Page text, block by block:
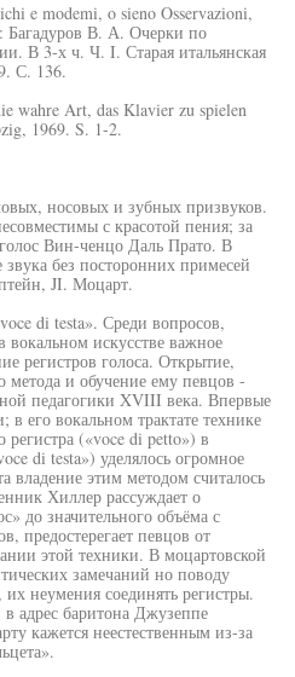
e modemi, o sieno Osservazioni,
Багадуров В. А. Очерки по
В 3-х ч. Ч. I. Старая итальянская
С. 136.
wahre Art, das Klavier zu spielen
1969. S. 1-2.
носовых и зубных призвуков.
с красотой пения; за
Вин-ченцо Даль Прато. В
без посторонних примесей
JI. Моцарт.
di testa». Среди вопросов,
вокальном искусстве важное
регистров голоса. Открытие,
метода и обучение ему певцов -
педагогики XVIII века. Впервые
в его вокальном трактате технике
регистра («voce di petto») в
di testa») уделялось огромное
этим методом считалось
Хиллер рассуждает о
до значительного объёма с
предостерегает певцов от
этой техники. В моцартовской
замечаний но поводу
неумения соединять регистры.
адрес баритона Джузеппе
кажется неестественным из-за